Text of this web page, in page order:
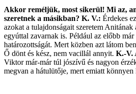
Akkor reméljük, most sikerül! Mi az,
szeretnek a másikban? K. V.: Érdekes
azokat a tulajdonságait szeretem
egyúttal zavarnak is. Például az előbb
határozottságát. Mert közben azt látom
Ő dönt és kész, nem vacillál annyit. K.-V.
Viktor már-már túl jószívű és nagyon
megvan a hátulütője, mert emiatt